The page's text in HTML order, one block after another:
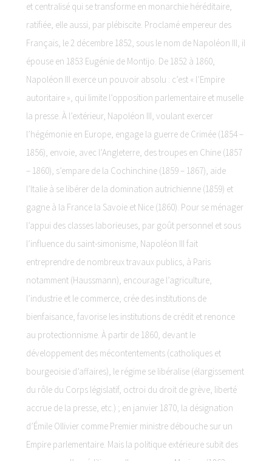
et centralisé qui se transforme en monarchie héréditaire,
ratifiée, elle aussi, par plébiscite. Proclamé empereur des
Français, le 2 décembre 1852, sous le nom de Napoléon III, il
épouse en 1853 Eugénie de Montijo. De 1852 à 1860,
Napoléon III exerce un pouvoir absolu : c’est « l’Empire
autoritaire », qui limite l’opposition parlementaire et muselle
la presse. À l’extérieur, Napoléon III, voulant exercer
l’hégémonie en Europe, engage la guerre de Crimée (1854 –
1856), envoie, avec l’Angleterre, des troupes en Chine (1857
– 1860), s’empare de la Cochinchine (1859 – 1867), aide
l’Italie à se libérer de la domination autrichienne (1859) et
gagne à la France la Savoie et Nice (1860). Pour se ménager
l’appui des classes laborieuses, par goût personnel et sous
l’influence du saint-simonisme, Napoléon III fait
entreprendre de nombreux travaux publics, à Paris
notamment (Haussmann), encourage l’agriculture,
l’industrie et le commerce, crée des institutions de
bienfaisance, favorise les institutions de crédit et renonce
au protectionnisme. À partir de 1860, devant le
développement des mécontentements (catholiques et
bourgeoisie d’affaires), le régime se libéralise (élargissement
du rôle du Corps législatif, octroi du droit de grève, liberté
accrue de la presse, etc.) ; en janvier 1870, la désignation
d’Émile Ollivier comme Premier ministre débouche sur un
Empire parlementaire. Mais la politique extérieure subit des